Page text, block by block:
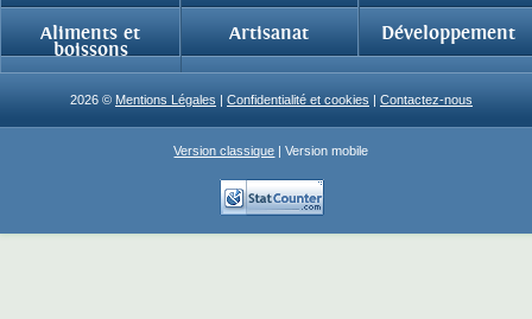
Aliments et
boissons
Artisanat Développement
2026 © Mentions Légales | Confidentialité et cookies | Contactez-nous
Version classique | Version mobile